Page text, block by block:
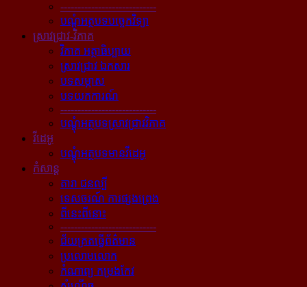
----------------------------
បណ្ដុំអត្ថបទបច្ចេកវិទ្យា
ស្រាវជ្រាវ-វិភាគ
វិភាគ អត្ថាធិប្បាយ
ស្រាវជ្រាវ ឯកសារ
បទសម្ភាស
បទយកការណ៍
----------------------------
បណ្ដុំអត្ថបទស្រាវជ្រាវវិភាគ
វីដេអូ
បណ្ដុំអត្ថបទមានវីដេអូ
កំសាន្ដ
តារា ជនល្បី
ទេសចរណ៍ ការផ្សងព្រេង
ពីនេះពីនោះ
----------------------------
ជ័យគ្រតធ្វើព័ត៌មាន
ប្រលោមលោក
កំណាព្យ កម្រងកែវ